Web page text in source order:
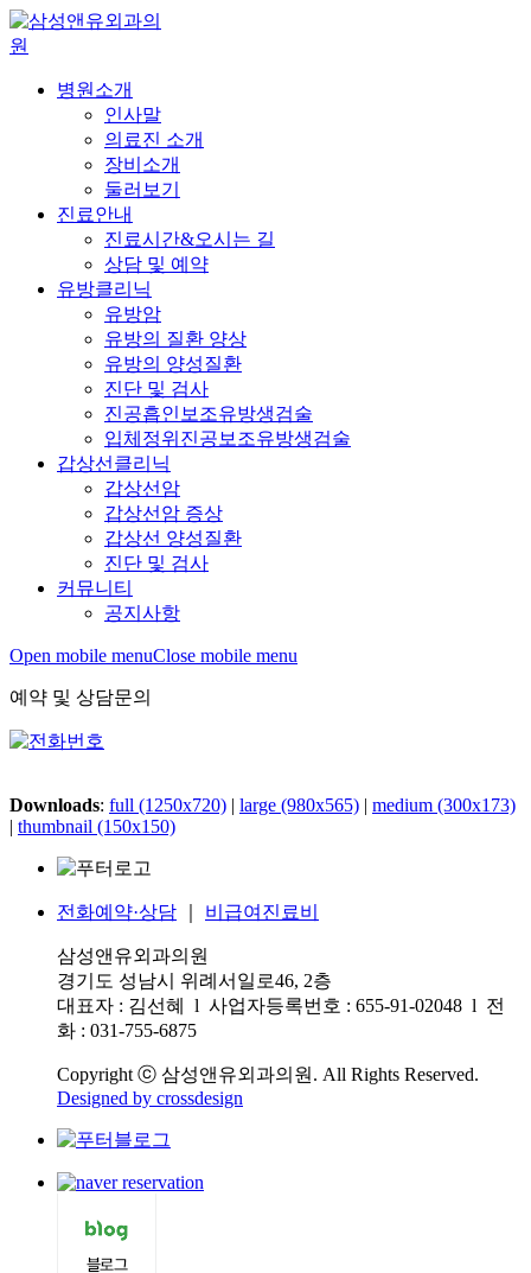
병원소개
인사말
의료진 소개
장비소개
둘러보기
진료안내
진료시간&오시는 길
상담 및 예약
유방클리닉
유방암
유방의 질환 양상
유방의 양성질환
진단 및 검사
진공흡인보조유방생검술
입체정위진공보조유방생검술
갑상선클리닉
갑상선암
갑상선암 증상
갑상선 양성질환
진단 및 검사
커뮤니티
공지사항
Open mobile menuClose mobile menu
예약 및 상담문의
Downloads: full (1250x720) | large (980x565) | medium (300x173)
| thumbnail (150x150)
전화예약·상담 비급여진료비
삼성앤유외과의원
경기도 성남시 위례서일로46, 2층
대표자 : 김선혜 l 사업자등록번호 : 655-91-02048 l 전
화 : 031-755-6875
Copyright ⓒ 삼성앤유외과의원. All Rights Reserved.
Designed by crossdesign